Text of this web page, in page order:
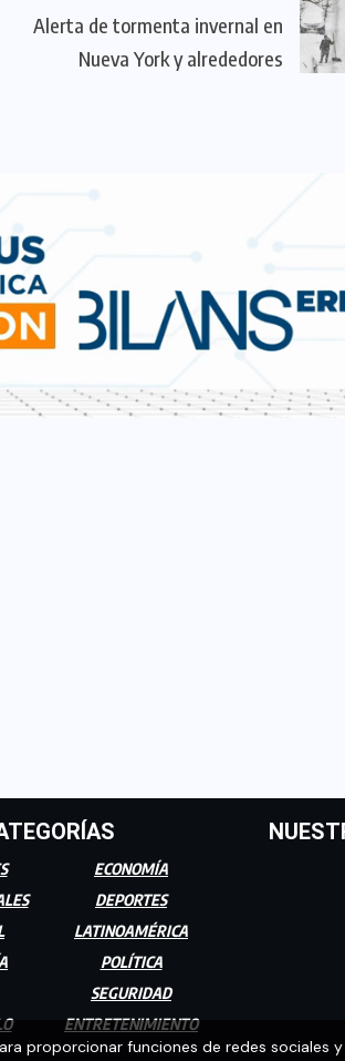
Alerta de tormenta invernal en
Nueva York y alrededores
ECONOMÍA
DEPORTES
LATINOAMÉRICA
POLÍTICA
SEGURIDAD
ENTRETENIMIENTO
proporcionar funciones de redes sociales